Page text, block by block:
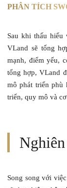
PHÂN TÍCH
Sau khi thấu hiểu
VLand sẽ tổng
mạnh, điểm yếu,
tổng hợp, VLand
mô phát triển phù
triển, quy mô và
Song song với